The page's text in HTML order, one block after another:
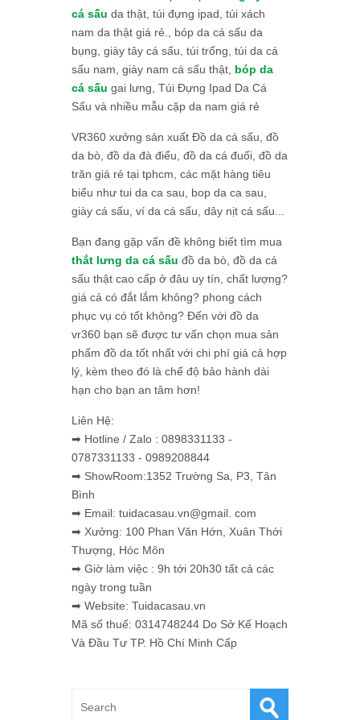
cá sấu da thật, túi đựng ipad, túi xách
nam da thật giá rẻ., bóp da cá sấu da
bụng, giày tây cá sấu, túi trống, túi da cá
sấu nam, giày nam cá sấu thật, bóp da
cá sấu gai lưng, Túi Đựng Ipad Da Cá
Sấu và nhiều mẫu cặp da nam giá rẻ
VR360 xưởng sản xuất Đồ da cá sấu, đồ
da bò, đồ da đà điểu, đồ da cá đuối, đồ da
trăn giá rẻ tại tphcm, các mặt hàng tiêu
biểu như tui da ca sau, bop da ca sau,
giày cá sấu, ví da cá sấu, dây nịt cá sấu...
Bạn đang gặp vấn đề không biết tìm mua
thắt lưng da cá sấu đồ da bò, đồ da cá
sấu thật cao cấp ở đâu uy tín, chất lượng?
giá cả có đắt lắm không? phong cách
phục vụ có tốt không? Đến với đồ da
vr360 bạn sẽ được tư vấn chọn mua sản
phẩm đồ da tốt nhất với chi phí giá cả hợp
lý, kèm theo đó là chế độ bảo hành dài
hạn cho bạn an tâm hơn!
Liên Hệ:
➡ Hotline / Zalo : 0898331133 -
0787331133 - 0989208844
➡ ShowRoom:1352 Trường Sa, P3, Tân
Bình
➡ Email: tuidacasau.vn@gmail. com
➡ Xưởng: 100 Phan Văn Hớn, Xuân Thới
Thượng, Hóc Môn
➡ Giờ làm việc : 9h tới 20h30 tất cả các
ngày trong tuần
➡ Website: Tuidacasau.vn
Mã số thuế: 0314748244 Do Sở Kế Hoạch
Và Đầu Tư TP. Hồ Chí Minh Cấp